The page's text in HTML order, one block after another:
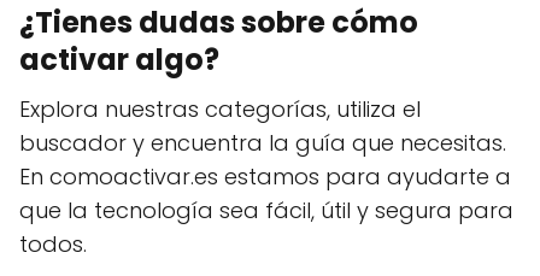
¿Tienes dudas sobre cómo
activar algo?
Explora nuestras categorías, utiliza el
buscador y encuentra la guía que necesitas.
En comoactivar.es estamos para ayudarte a
que la tecnología sea fácil, útil y segura para
todos.